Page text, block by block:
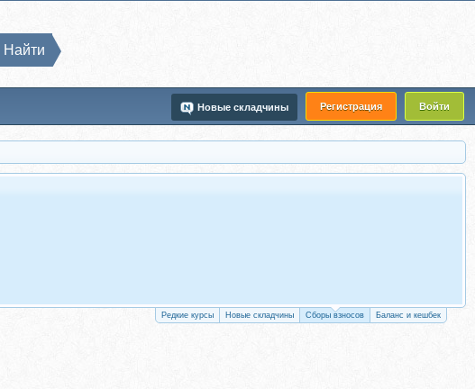
Регистрация Войти
Новые складчины
Найти
Редкие курсы Новые складчины Сборы взносов Баланс и кешбек